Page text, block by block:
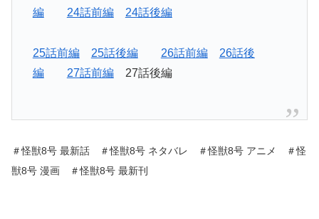
編
24話前編 24話後編
25話前編 25話後編 26話前編
26話後
編
27話前編27話後編
＃怪獣8号 最新話 ＃怪獣8号 ネタバレ ＃怪獣8号 アニメ ＃怪
獣8号 漫画 ＃怪獣8号 最新刊